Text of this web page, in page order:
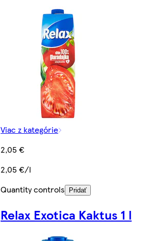
Viac z kategórie
2,05 €
2,05 €/l
Quantity controls
Pridať
Relax Exotica Kaktus 1 l